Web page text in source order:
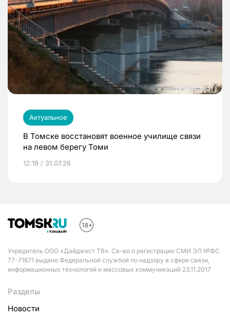
Актуальное
В Томске восстановят военное училище связи
на левом берегу Томи
12:19 / 31.07.26
Учредитель ООО «Дайджест ТВ». Св-во о регистрации СМИ ЭЛ №ФС
77-71671 выдано Федеральной службой по надзору в сфере связи,
информационных технологий и массовых коммуникаций 23.11.2017
Разделы
Новости